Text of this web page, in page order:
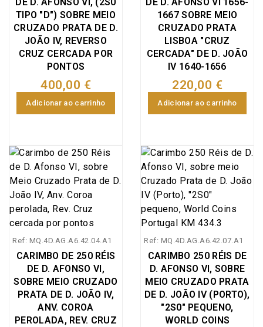
"LXXX", Legenda
"D.G.REX.PORTVGALIE.E
T.AL", no reverso dentro
de circulo perolado a
Cruz cantonada por "P",
IN.HOC.SIGNO.VINCES",
World Coins Portugal
KM#426.3 Variante
carimbo
TIPO "D") SOBRE MEIO
CRUZADO PRATA DE D.
JOÃO IV, REVERSO
CRUZ CERCADA POR
PONTOS
400,00 €
Adicionar ao carrinho
1667 SOBRE MEIO
CRUZADO PRATA
LISBOA "CRUZ
CERCADA" DE D. JOÃO
IV 1640-1656
220,00 €
Adicionar ao carrinho
Ref: MQ.4D.AG.A6.42.04.A1
CARIMBO DE 250 RÉIS
DE D. AFONSO VI,
SOBRE MEIO CRUZADO
PRATA DE D. JOÃO IV,
ANV. COROA
PEROLADA, REV. CRUZ
Ref: MQ.4D.AG.A6.42.07.A1
CARIMBO 250 RÉIS DE
D. AFONSO VI, SOBRE
MEIO CRUZADO PRATA
DE D. JOÃO IV (PORTO),
"2S0" PEQUENO,
WORLD COINS